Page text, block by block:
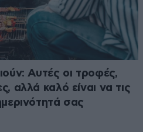
Αυτές οι τροφές,
αλλά καλό είναι να τις
σας